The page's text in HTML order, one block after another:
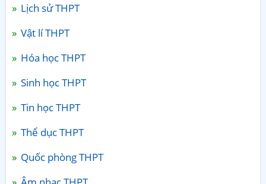
Lịch sử THPT
Vật lí THPT
Hóa học THPT
Sinh học THPT
Tin học THPT
Thể dục THPT
Quốc phòng THPT